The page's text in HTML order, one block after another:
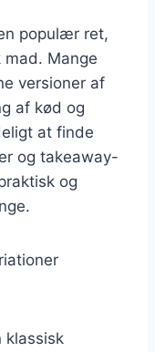
populær ret,
Mange
versioner af
af kød og
at finde
og takeaway-
og
klassisk